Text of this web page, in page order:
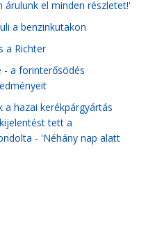
el minden részletet!'
a benzinkutakon
a Richter
- a forinterősödés
hazai kerékpárgyártás
tett a
- 'Néhány nap alatt